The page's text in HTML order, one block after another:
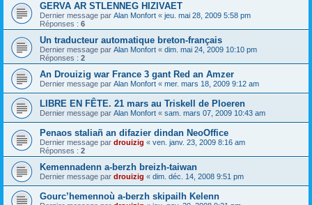
GERVA AR STLENNEG HIZIVAET
Dernier message par Alan Monfort « jeu. mai 28, 2009 5:58 pm
Réponses : 6
Un traducteur automatique breton-français
Dernier message par Alan Monfort « dim. mai 24, 2009 10:10 pm
Réponses : 2
An Drouizig war France 3 gant Red an Amzer
Dernier message par Alan Monfort « mer. mars 18, 2009 9:12 am
LIBRE EN FÊTE. 21 mars au Triskell de Ploeren
Dernier message par Alan Monfort « sam. mars 07, 2009 10:43 am
Penaos staliañ an difazier dindan NeoOffice
Dernier message par drouizig « ven. janv. 23, 2009 8:16 am
Réponses : 2
Kemennadenn a-berzh breizh-taiwan
Dernier message par drouizig « dim. déc. 14, 2008 9:51 pm
Gourc’hemennoù a-berzh skipailh Kelenn